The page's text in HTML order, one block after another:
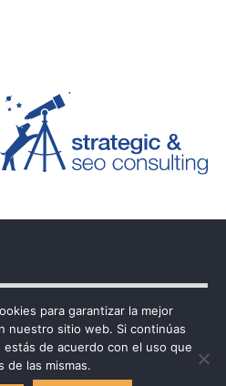
para garantizar la mejor
nuestro sitio web. Si continúas
estás de acuerdo con el uso que
de las mismas.